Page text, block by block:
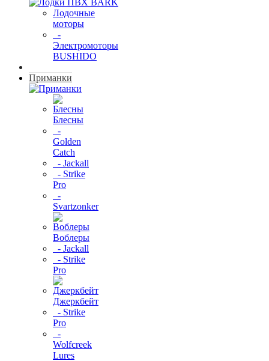
Лодочные
моторы
-
Электромоторы
BUSHIDO
Приманки
Блесны
-
Golden
Catch
- Jackall
- Strike
Pro
-
Svartzonker
Воблеры
- Jackall
- Strike
Pro
Джеркбейт
- Strike
Pro
-
Wolfcreek
Lures